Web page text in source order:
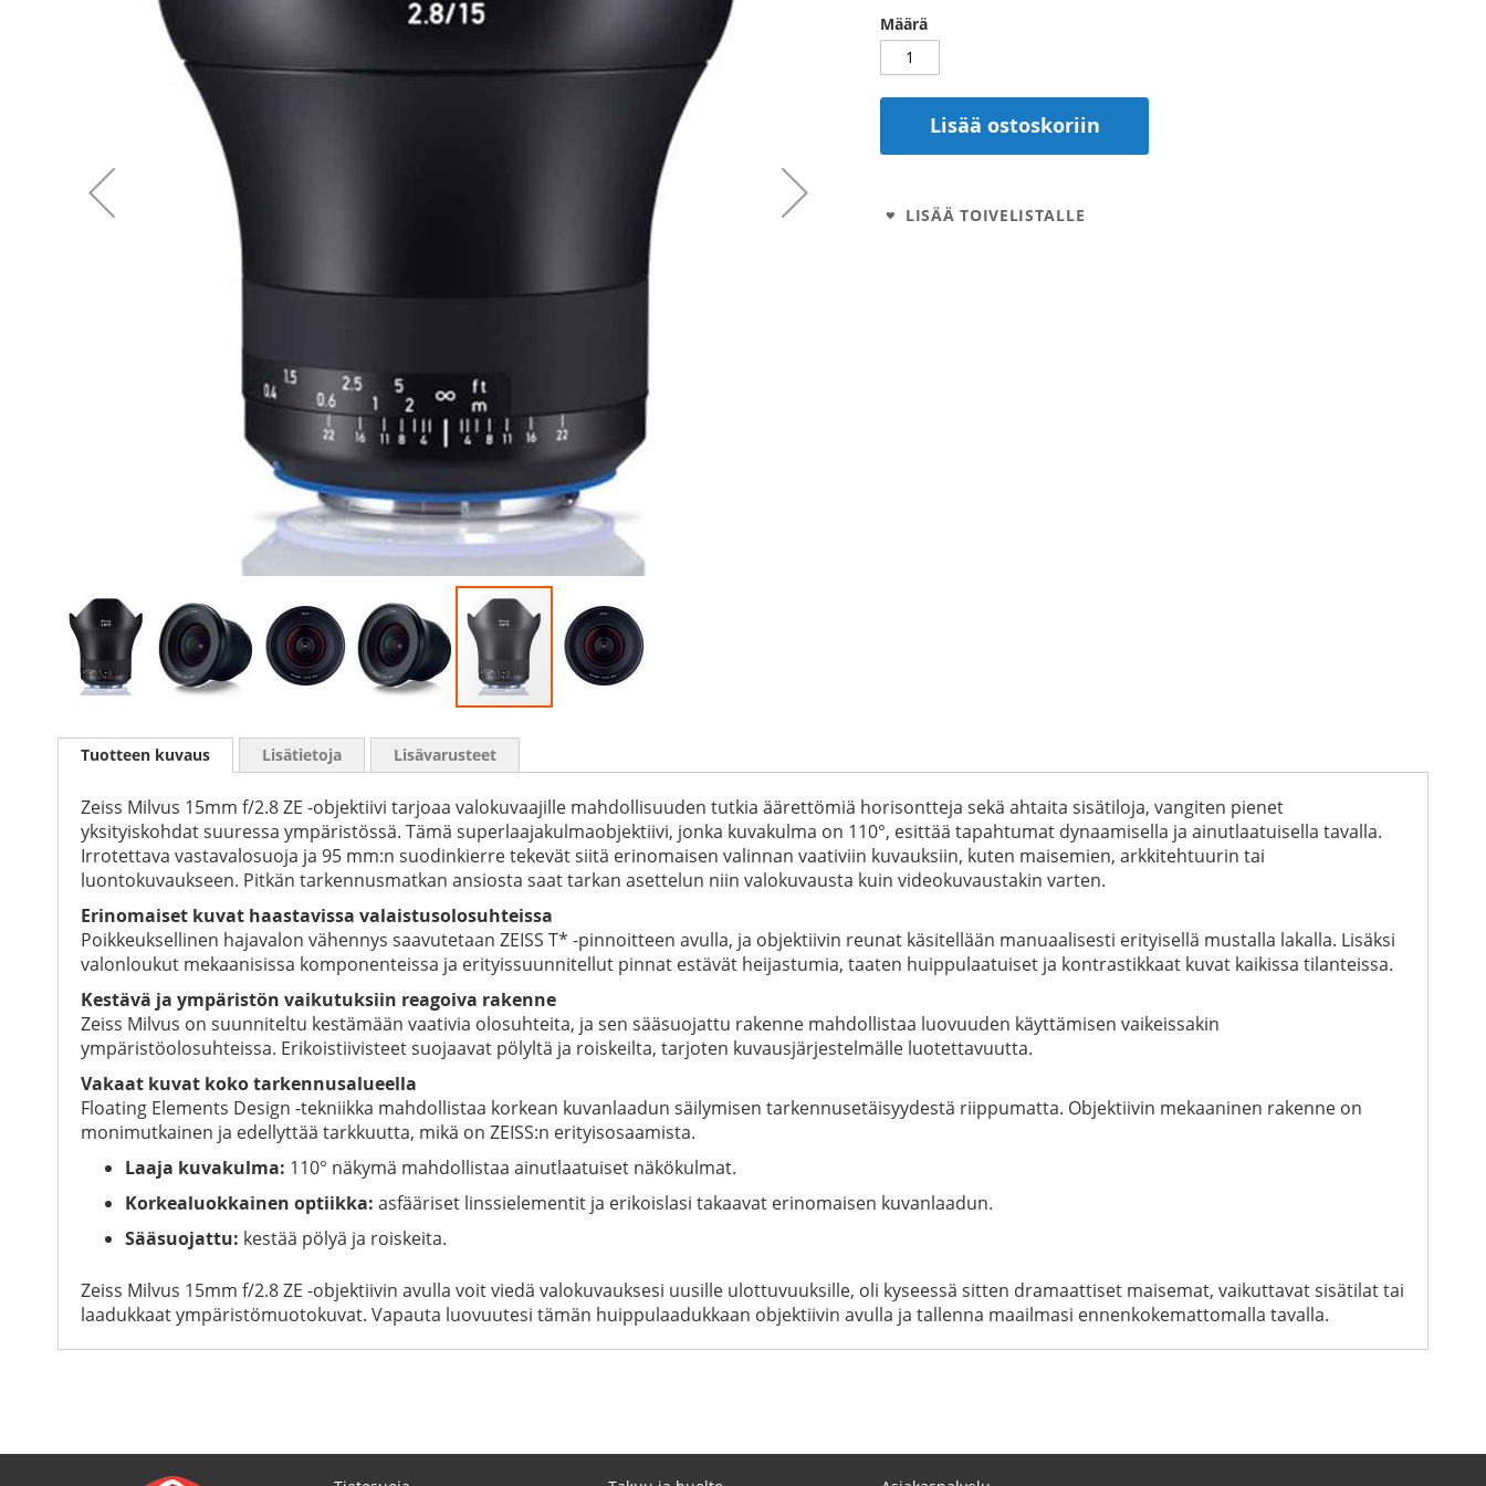
Määrä
Lisää ostoskoriin
LISÄÄ TOIVELISTALLE
to
images
gallery
Tuotteen kuvaus
Zeiss Milvus 15mm f/2.8 ZE -objektiivi tarjoaa valokuvaajille mahdollisuuden tutkia äärettömiä horisontteja sekä ahtaita sisätiloja, vangiten pienet
yksityiskohdat suuressa ympäristössä. Tämä superlaajakulmaobjektiivi, jonka kuvakulma on 110°, esittää tapahtumat dynaamisella ja ainutlaatuisella tavalla.
Irrotettava vastavalosuoja ja 95 mm:n suodinkierre tekevät siitä erinomaisen valinnan vaativiin kuvauksiin, kuten maisemien, arkkitehtuurin tai
luontokuvaukseen. Pitkän tarkennusmatkan ansiosta saat tarkan asettelun niin valokuvausta kuin videokuvaustakin varten.
Erinomaiset kuvat haastavissa valaistusolosuhteissa
Poikkeuksellinen hajavalon vähennys saavutetaan ZEISS T* -pinnoitteen avulla, ja objektiivin reunat käsitellään manuaalisesti erityisellä mustalla lakalla. Lisäksi
valonloukut mekaanisissa komponenteissa ja erityissuunnitellut pinnat estävät heijastumia, taaten huippulaatuiset ja kontrastikkaat kuvat kaikissa tilanteissa.
Kestävä ja ympäristön vaikutuksiin reagoiva rakenne
Zeiss Milvus on suunniteltu kestämään vaativia olosuhteita, ja sen sääsuojattu rakenne mahdollistaa luovuuden käyttämisen vaikeissakin
ympäristöolosuhteissa. Erikoistiivisteet suojaavat pölyltä ja roiskeilta, tarjoten kuvausjärjestelmälle luotettavuutta.
Vakaat kuvat koko tarkennusalueella
Floating Elements Design -tekniikka mahdollistaa korkean kuvanlaadun säilymisen tarkennusetäisyydestä riippumatta. Objektiivin mekaaninen rakenne on
monimutkainen ja edellyttää tarkkuutta, mikä on ZEISS:n erityisosaamista.
Laaja kuvakulma: 110° näkymä mahdollistaa ainutlaatuiset näkökulmat.
Korkealuokkainen optiikka: asfääriset linssielementit ja erikoislasi takaavat erinomaisen kuvanlaadun.
Sääsuojattu: kestää pölyä ja roiskeita.
Zeiss Milvus 15mm f/2.8 ZE -objektiivin avulla voit viedä valokuvauksesi uusille ulottuvuuksille, oli kyseessä sitten dramaattiset maisemat, vaikuttavat sisätilat tai
laadukkaat ympäristömuotokuvat. Vapauta luovuutesi tämän huippulaadukkaan objektiivin avulla ja tallenna maailmasi ennenkokemattomalla tavalla.
Lisätietoja Lisävarusteet